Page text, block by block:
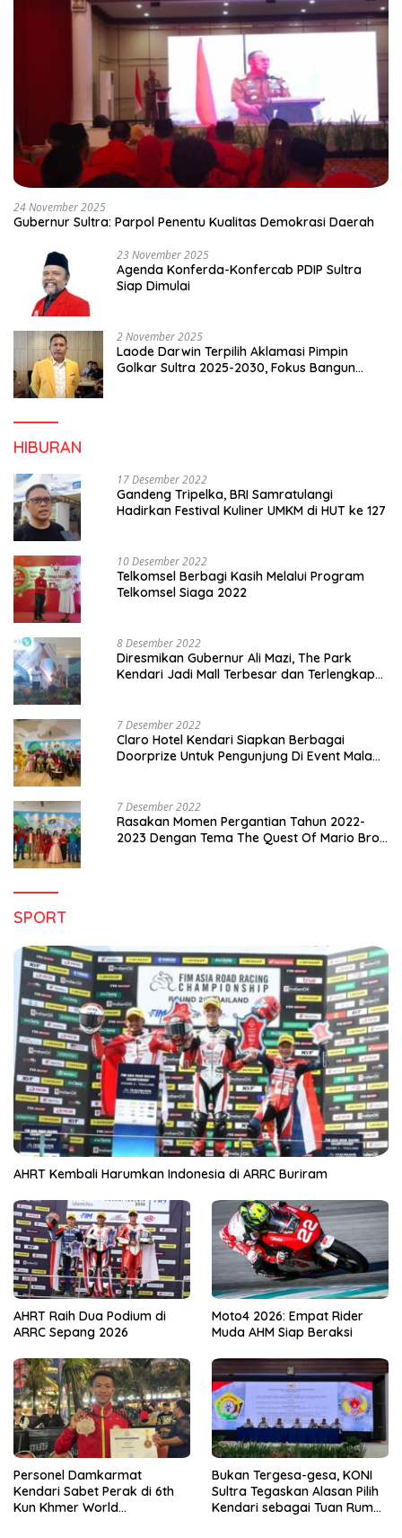
24 November 2025
Gubernur Sultra: Parpol Penentu Kualitas Demokrasi Daerah
23 November 2025
Agenda Konferda-Konfercab PDIP Sultra
Siap Dimulai
2 November 2025
Laode Darwin Terpilih Aklamasi Pimpin
Golkar Sultra 2025-2030, Fokus Bangun
HIBURAN
17 Desember 2022
Gandeng Tripelka, BRI Samratulangi
Hadirkan Festival Kuliner UMKM di HUT ke 127
10 Desember 2022
Telkomsel Berbagi Kasih Melalui Program
Telkomsel Siaga 2022
8 Desember 2022
Diresmikan Gubernur Ali Mazi, The Park
Kendari Jadi Mall Terbesar dan Terlengkap
7 Desember 2022
Claro Hotel Kendari Siapkan Berbagai
Doorprize Untuk Pengunjung Di Event Malam
7 Desember 2022
Rasakan Momen Pergantian Tahun 2022-
2023 Dengan Tema The Quest Of Mario Bros
SPORT
AHRT Kembali Harumkan Indonesia di ARRC Buriram
AHRT Raih Dua Podium di
ARRC Sepang 2026
Moto4 2026: Empat Rider
Muda AHM Siap Beraksi
Personel Damkarmat
Kendari Sabet Perak di 6th
Kun Khmer World
Bukan Tergesa-gesa, KONI
Sultra Tegaskan Alasan Pilih
Kendari sebagai Tuan Rumah